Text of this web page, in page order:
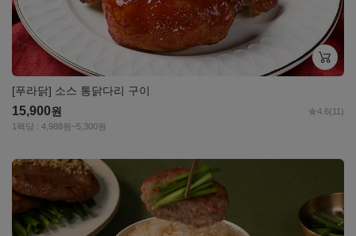
[푸라닭] 소스 통닭다리 구이
15,900원 4.6(11)
1팩당 : 4,988원~5,300원
자세히
보기